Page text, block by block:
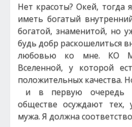
Нет красоты? Окей, тогда
иметь богатый
богатой, знаменитой, но
будь добр раскошелиться
любовью ко мне. КО
Вселенной, у которой
положительных качества.
и в первую очередь
обществе осуждают тех,
мужа. Я должна